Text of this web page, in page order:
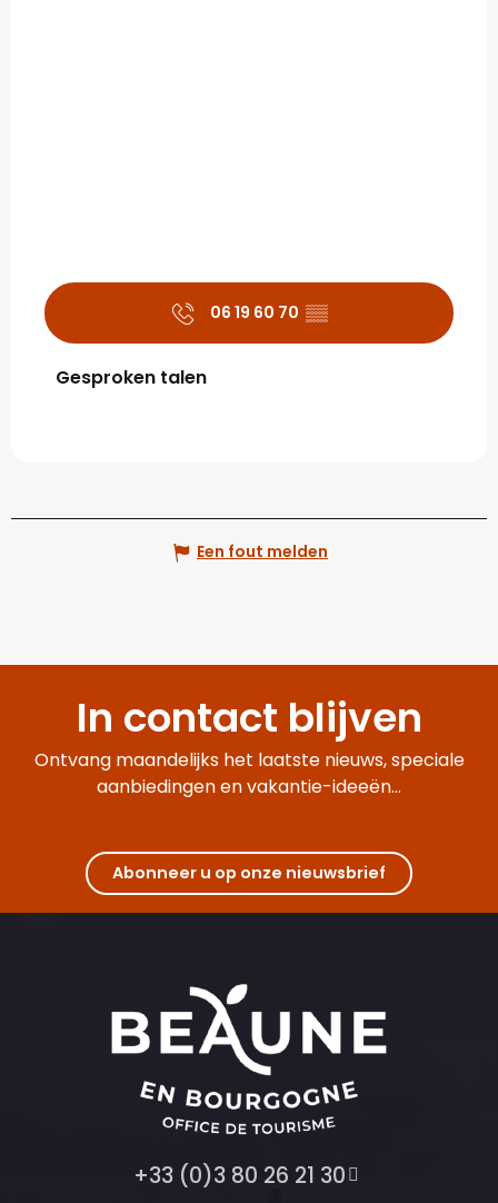
06 19 60 70 ▒▒
Gesproken talen
Gesproken talen
Een fout melden
In contact blijven
Ontvang maandelijks het laatste nieuws, speciale
aanbiedingen en vakantie-ideeën...
Abonneer u op onze nieuwsbrief
+33 (0)3 80 26 21 30